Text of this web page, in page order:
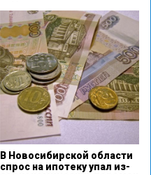
В Новосибирской области
спрос на ипотеку упал из-